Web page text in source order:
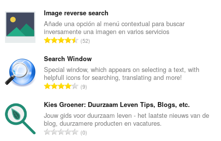
m
e
r
o
o
t
a
d
e
p
u
Image reverse search
Añade una opción al menú contextual para buscar
inversamente una imagen en varios servicios
N
m
e
r
o
o
t
a
52
Search Window
Special window, which appears on selecting a text, with
helpfull icons for searching, translating and more!
N
m
e
r
o
9
Kies Groener: Duurzaam Leven Tips, Blogs, etc.
Jouw gids voor duurzaam leven - het laatste nieuws van de
blog, duurzamere producten en vacatures.
N0